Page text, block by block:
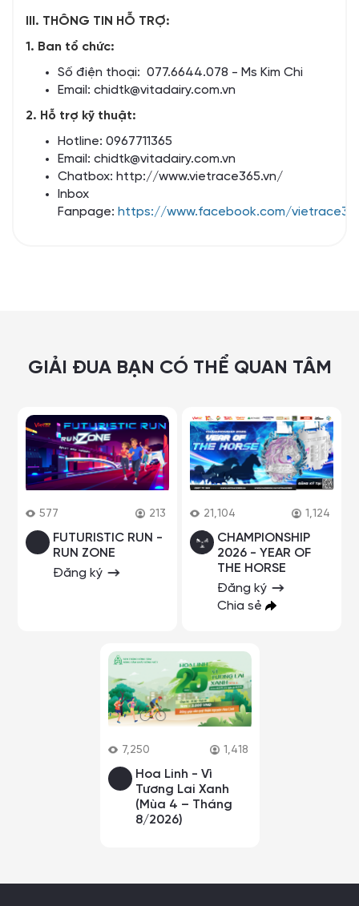
III. THÔNG TIN HỖ TRỢ:
1. Ban tổ chức:
Số điện thoại: 077.6644.078 - Ms Kim Chi
Email: chidtk@vitadairy.com.vn
2. Hỗ trợ kỹ thuật:
Hotline: 0967711365
Email: chidtk@vitadairy.com.vn
Chatbox: http://www.vietrace365.vn/
Inbox
Fanpage: https://www.facebook.com/
GIẢI ĐUA BẠN CÓ THỂ QUAN TÂM
577 213
FUTURISTIC RUN -
RUN ZONE
Đăng ký
21,104 1,124
CHAMPIONSHIP
2026 - YEAR OF
THE HORSE
Đăng ký
Chia sẻ
7,250 1,418
Hoa Linh - Vì
Tương Lai Xanh
(Mùa 4 – Tháng
8/2026)